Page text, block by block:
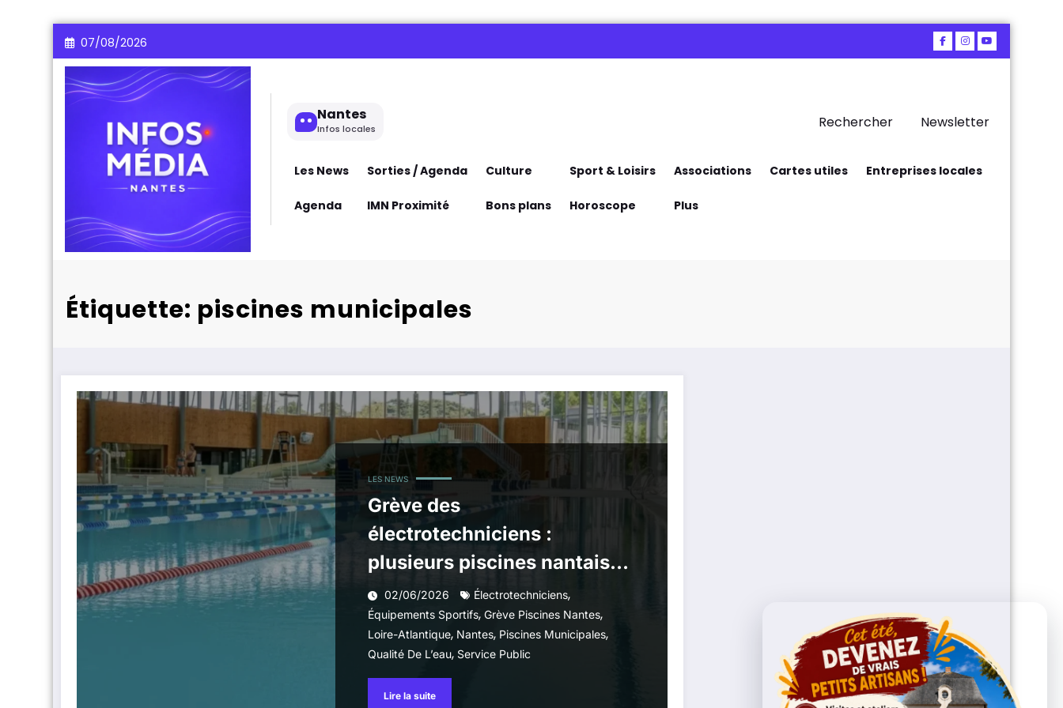
Aller
au
contenu
07/08/2026
Nantes
Infos locales Rechercher Newsletter
Les News Sorties / Agenda Culture Sport & Loisirs Associations Cartes utiles Entreprises locales
Agenda IMN Proximité Bons plans Horoscope Plus
Étiquette: piscines municipales
LES NEWS
Grève des
électrotechniciens :
plusieurs piscines nantaises
fermées au public
02/06/2026 Électrotechniciens,
Équipements Sportifs, Grève Piscines Nantes,
Loire-Atlantique, Nantes, Piscines Municipales,
Qualité De L’eau, Service Public
Lire la suite